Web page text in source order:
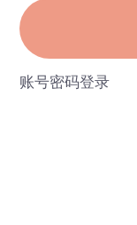
账号密码登录